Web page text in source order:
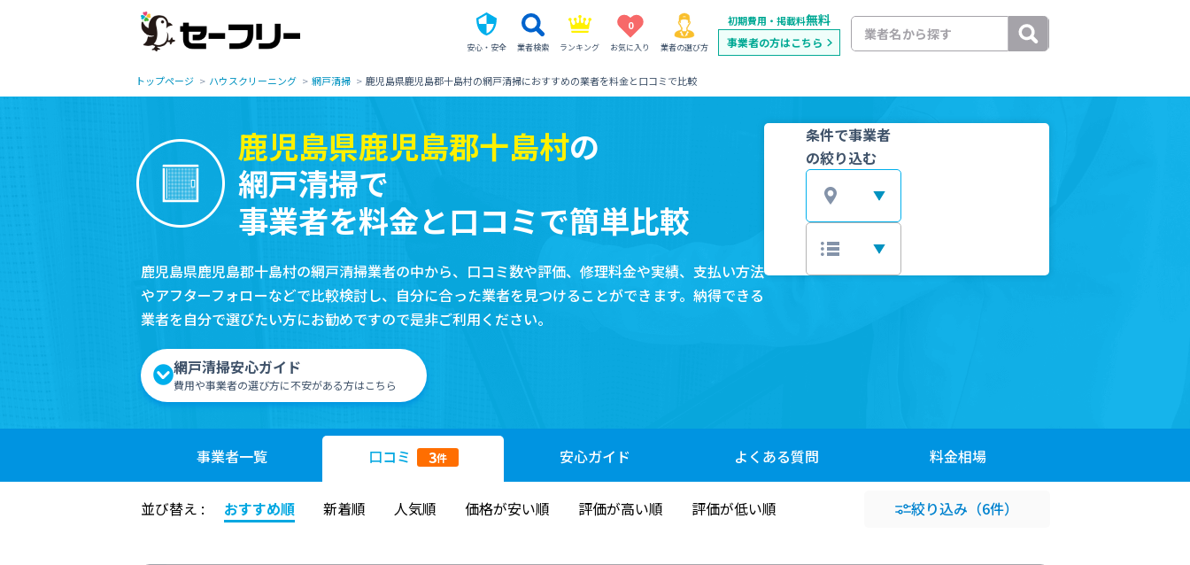
安心・安全 業者検索 ランキング
0
お気に入り 業者の選び方
初期費用・掲載料無料
事業者の方はこちら
トップページ ハウスクリーニング 網戸清掃 鹿児島県鹿児島郡十島村の網戸清掃におすすめの業者を料金と口コミで比較
鹿児島県鹿児島郡十島村の
網戸清掃で
事業者を料金と口コミで簡単比較
鹿児島県鹿児島郡十島村の網戸清掃業者の中から、口コミ数や評価、修理料金や実績、支払い方法
やアフターフォローなどで比較検討し、自分に合った業者を見つけることができます。納得できる
業者を自分で選びたい方にお勧めですので是非ご利用ください。
網戸清掃安心ガイド
費用や事業者の選び方に不安がある方はこちら
条件で事業者
の絞り込む
事業者一覧 口コミ 3件 安心ガイド よくある質問 料金相場
並び替え : おすすめ順 新着順 人気順 価格が安い順 評価が高い順 評価が低い順 絞り込み （6件）